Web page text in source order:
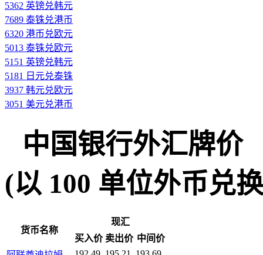
5362 英镑兑韩元
7689 泰铢兑港币
6320 港币兑欧元
5013 泰铢兑欧元
5151 英镑兑韩元
5181 日元兑泰铢
3937 韩元兑欧元
3051 美元兑港币
中国银行外汇牌价
(以 100 单位外币兑
货币名称
现汇
买入价 卖出价 中间价